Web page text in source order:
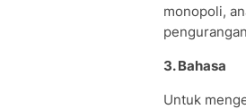
monopoli,
3. Bahasa
Untuk